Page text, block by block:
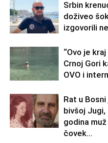
Srbin
doživeo
izgovorili
“Ovo je
Crnoj Gori
OVO i
Rat u
bivšoj Jugi,
godina
čovek...